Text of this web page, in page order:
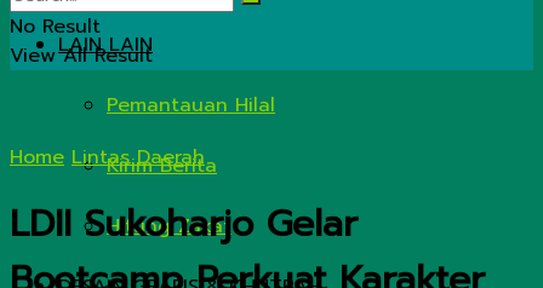
LAIN LAIN
Pemantauan Hilal
Kirim Berita
Hitung Zakat
No Result
View All Result
Home Lintas Daerah
LDII Sukoharjo Gelar